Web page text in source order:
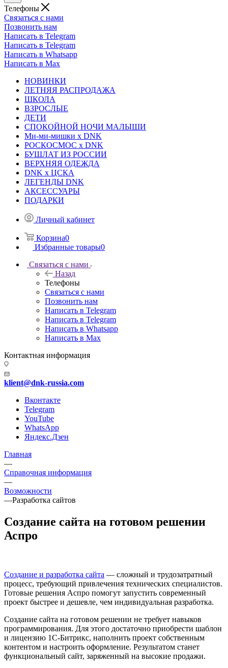
Телефоны
Связаться с нами
Позвонить нам
Написать в Telegram
Написать в Telegram
Написать в Whatsapp
Написать в Max
НОВИНКИ
ЛЕТНЯЯ РАСПРОДАЖА
ШКОЛА
ВЗРОСЛЫЕ
ДЕТИ
СПОКОЙНОЙ НОЧИ МАЛЫШИ
Ми-ми-мишки x DNK
РОСКОСМОС x DNK
БУШЛАТ ИЗ РОССИИ
ВЕРХНЯЯ ОДЕЖДА
DNK x ЦСКА
ЛЕГЕНДЫ DNK
АКСЕССУАРЫ
ПОДАРКИ
Личный кабинет
Корзина0
Избранные товары0
Связаться с нами
Назад
Телефоны
Связаться с нами
Позвонить нам
Написать в Telegram
Написать в Telegram
Написать в Whatsapp
Написать в Max
Контактная информация
klient@dnk-russia.com
Вконтакте
Telegram
YouTube
WhatsApp
Яндекс.Дзен
Главная
—
Справочная информация
—
Возможности
—Разработка сайтов
Создание сайта на готовом решении
Аспро
Создание и разработка сайта — сложный и трудозатратный
процесс, требующий привлечения технических специалистов.
Готовые решения Аспро помогут запустить современный
проект быстрее и дешевле, чем индивидуальная разработка.
Создание сайта на готовом решении не требует навыков
программирования. Для этого достаточно приобрести шаблон
и лицензию 1С-Битрикс, наполнить проект собственным
контентом и настроить оформление. Результатом станет
функциональный сайт, заряженный на высокие продажи.